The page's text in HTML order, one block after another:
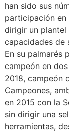
han sido sus
participación
dirigir un plantel
capacidades de
En su palmarés
campeón en
2018, campeón
Campeones,
en 2015 con la
sin dirigir una
herramientas,